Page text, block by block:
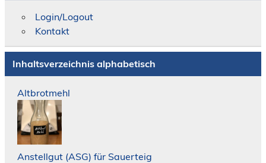
Login/Logout
Kontakt
Inhaltsverzeichnis alphabetisch
Altbrotmehl
Anstellgut (ASG) für Sauerteig